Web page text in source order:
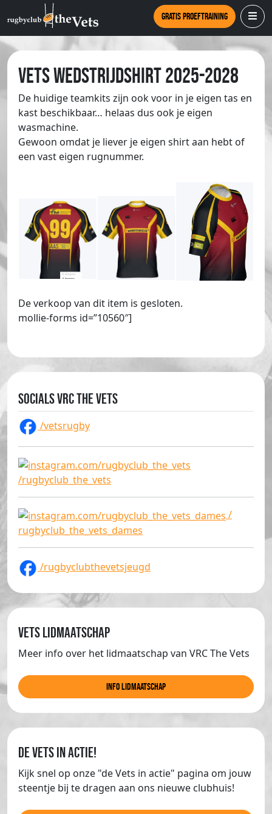
Gratis proeftraining
Vets wedstrijdshirt 2025-2028
De huidige teamkits zijn ook voor in je eigen tas en
kast beschikbaar… helaas dus ook je eigen
wasmachine.
Gewoon omdat je liever je eigen shirt aan hebt of
een vast eigen rugnummer.
De verkoop van dit item is gesloten.
mollie-forms id=”10560″]
Socials VRC The Vets
/vetsrugby
/rugbyclub_the_vets
/
rugbyclub_the_vets_dames
/rugbyclubthevetsjeugd
Vets lidmaatschap
Meer info over het lidmaatschap van VRC The Vets
info lidmaatschap
de Vets in actie!
Kijk snel op onze "de Vets in actie" pagina om jouw
steentje bij te dragen aan ons nieuwe clubhuis!